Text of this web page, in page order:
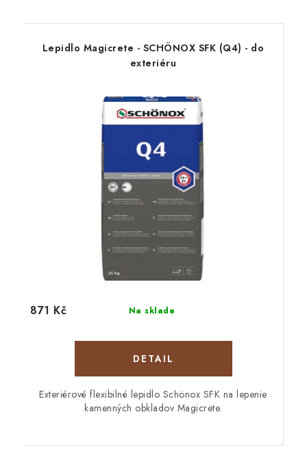
Lepidlo Magicrete - SCHÖNOX SFK (Q4) - do
exteriéru
Na sklade
871 Kč
DETAIL
Exteriérové flexibilné lepidlo Schönox SFK na lepenie
kamenných obkladov Magicrete.